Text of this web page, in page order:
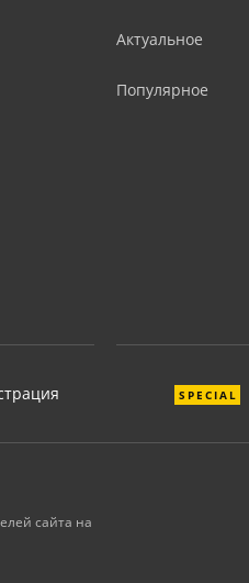
Актуальное
Популярное
SPECIAL
сайта на